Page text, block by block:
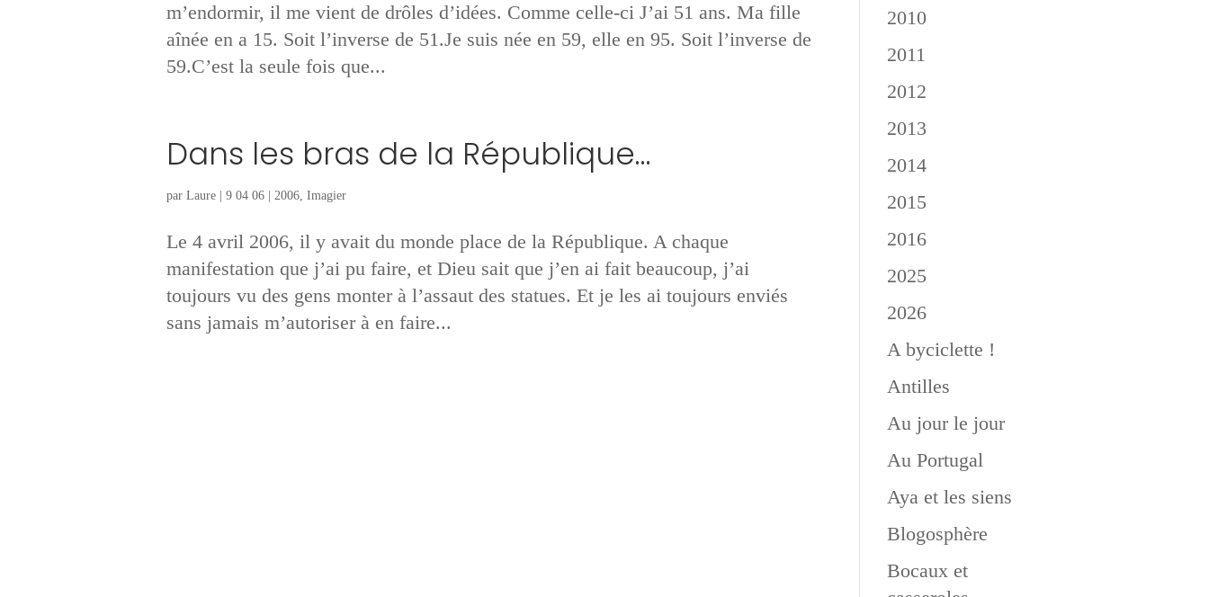
m’endormir, il me vient de drôles d’idées. Comme celle-ci J’ai 51 ans. Ma fille
aînée en a 15. Soit l’inverse de 51.Je suis née en 59, elle en 95. Soit l’inverse de
59.C’est la seule fois que...
Dans les bras de la République…
par Laure| 9 04 06| 2006, Imagier
Le 4 avril 2006, il y avait du monde place de la République. A chaque
manifestation que j’ai pu faire, et Dieu sait que j’en ai fait beaucoup, j’ai
toujours vu des gens monter à l’assaut des statues. Et je les ai toujours enviés
sans jamais m’autoriser à en faire...
2010
2011
2012
2013
2014
2015
2016
2025
2026
A byciclette !
Antilles
Au jour le jour
Au Portugal
Aya et les siens
Blogosphère
Bocaux et